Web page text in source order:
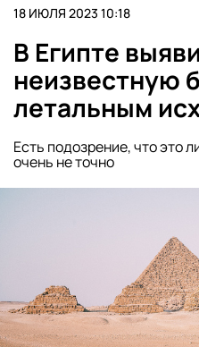
18 ИЮЛЯ 2023 10:18
В Египте
неизвестную
летальным
Есть подозрение, что это
очень не точно